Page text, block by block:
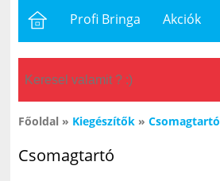
Profi Bringa Akciók
Letöltések Hasznos Hírek
Főoldal » Kiegészítők »Csomagtartó
Csomagtartó